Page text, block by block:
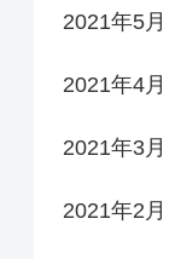
2021年5月
2021年4月
2021年3月
2021年2月